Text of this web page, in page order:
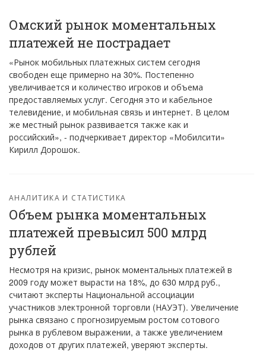
Омский рынок моментальных
платежей не пострадает
«Рынок мобильных платежных систем сегодня
свободен еще примерно на 30%. Постепенно
увеличивается и количество игроков и объема
предоставляемых услуг. Сегодня это и кабельное
телевидение, и мобильная связь и интернет. В целом
же местный рынок развивается также как и
российский», - подчеркивает директор «Мобилсити»
Кирилл Дорошок.
АНАЛИТИКА И СТАТИСТИКА
Объем рынка моментальных
платежей превысил 500 млрд
рублей
Несмотря на кризис, рынок моментальных платежей в
2009 году может вырасти на 18%, до 630 млрд руб.,
считают эксперты Национальной ассоциации
участников электронной торговли (НАУЭТ). Увеличение
рынка связано с прогнозируемым ростом сотового
рынка в рублевом выражении, а также увеличением
доходов от других платежей, уверяют эксперты.